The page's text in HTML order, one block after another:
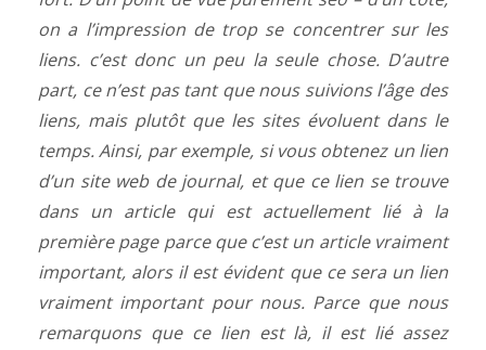
on a l’impression de trop se concentrer sur les
liens. c’est donc un peu la seule chose. D’autre
part, ce n’est pas tant que nous suivions l’âge des
liens, mais plutôt que les sites évoluent dans le
temps. Ainsi, par exemple, si vous obtenez un lien
d’un site web de journal, et que ce lien se trouve
dans un article qui est actuellement lié à la
première page parce que c’est un article vraiment
important, alors il est évident que ce sera un lien
vraiment important pour nous. Parce que nous
remarquons que ce lien est là, il est lié assez